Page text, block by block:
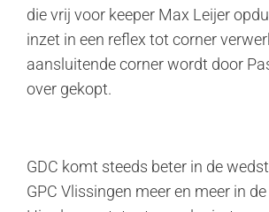
die vrij voor keeper Max Leijer
inzet in een reflex tot corner
aansluitende corner wordt door
over gekopt.
GDC komt steeds beter in de
GPC Vlissingen meer en meer in